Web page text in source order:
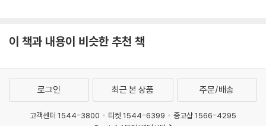
종류의 책은 저자가 초보자라도 열심히 자료를 찾으면 제법 그럴듯하게 쓸
온몸으로 굴러본 자만이 말할 수 있는, 환경 덕후의 ‘짠내 나는 생생한 실천
기’인 이 책에는 패기 넘치던 초보 시절의 좌충우돌부터 중수가 되어 스스
이 책과 내용이 비슷한 추천 책
로그인 최근 본 상품 주문/배송
고객센터 1544-3800 티켓 1544-6399
중고샵 1566-4295